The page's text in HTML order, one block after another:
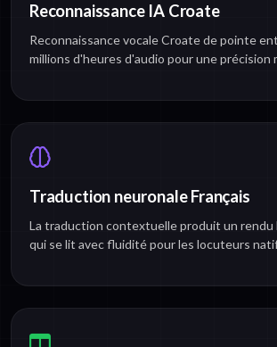
Reconnaissance IA Croate
Reconnaissance vocale Croate de pointe
millions d'heures d'audio pour une précision
Traduction neuronale Français
La traduction contextuelle produit un rendu
qui se lit avec fluidité pour les locuteurs